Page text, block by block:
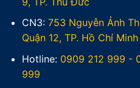
CN3: 753 Nguyễn Ảnh
Quận 12, TP. Hồ Chí Minh
Hotline: 0909 212 999 -
999